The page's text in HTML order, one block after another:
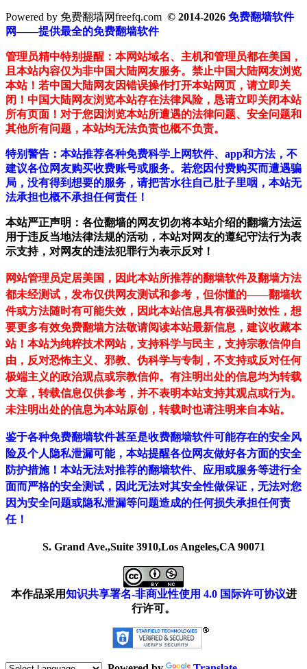
Powered by 免费翻墙网freefq.com © 2014-2026 免费翻墙软件
网——提供最全的免费翻墙软件
管理员精中特别提醒：本网站域名、主机和管理员都在美国，
且本站内容仅为非中国大陆网友服务。禁止中国大陆网友浏览
本站！若中国大陆网友因错误操作打开本站网页，请立即关
闭！中国大陆网友浏览本站存在法律风险，恳请立即关闭本站
所有页面！对于您因浏览本站所遭遇的法律问题、安全问题和
其他所有问题，本站均无法负责也概不负责。
特别警告：本站推荐各种免费科学上网软件、app和方法，不
建议各位网友购买收费账号或服务。若您因付费购买而遭遇骗
局，没有得到想要的服务，请把苦水往自己肚子里咽，本站无
法承担也概不承担任何责任！
本站严正声明：各位翻墙的网友切勿将本站介绍的翻墙方法运
用于违反当地法律法规的活动，本站对网友的遵纪守法行为表
示支持，对网友的违法犯罪行为表示反对！
网站管理员定居美国，因此本站所推荐的翻墙软件及翻墙方法
都未经测试，发布仅供网友测试和参考，但你懂的——翻墙软
件或方法随时有可能失效，因此本站信息具有极强时效性，想
要更多有效免费翻墙方法敬请阅读本站最新信息，建议收藏本
站！ 本站为纯粹技术网站，支持科学与民主，支持宗教信仰自
由，反对恐怖主义、邪教、伪科学与专制，不支持或反对任何
极端主义的政治观点或宗教信仰。有注明出处的信息均为转载
文章，转载信息仅供参考，并不表明本站支持其观点或行为。
未注明出处的信息为本站原创，转载时也请注明来自本站。
鉴于各种免费翻墙软件甚至是收费翻墙软件可能存在的安全风
险及个人隐私泄漏可能，本站提醒各位网友做好各方面的安全
防护措施！本站无法对推荐的翻墙软件、应用或服务等进行全
面而严格的安全测试，因此无法对其安全性做保证，无法对您
因为安全问题或隐私泄漏等问题造成的任何损失承担任何责
任！
S. Grand Ave.,Suite 3910,Los Angeles,CA 90071
本作品采用知识共享署名-非商业性使用 4.0 国际许可协议进
行许可。